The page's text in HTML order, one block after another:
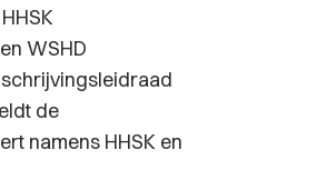
WSHD
de
namens HHSK en